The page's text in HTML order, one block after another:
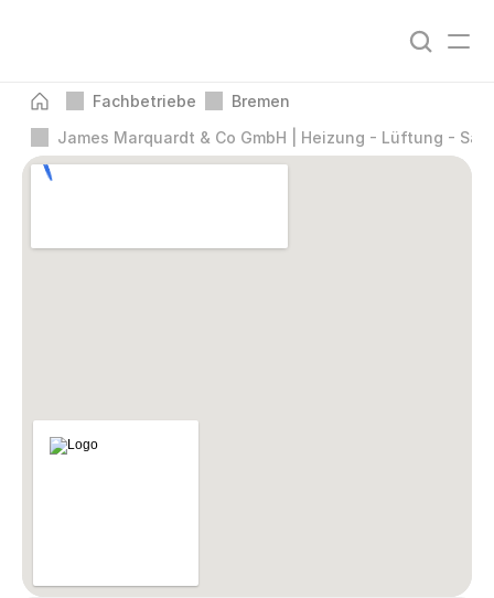
Fachbetriebe
Bremen
James Marquardt & Co GmbH | Heizung - Lüftung -